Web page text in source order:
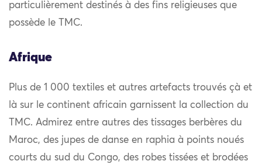
particulièrement destinés à des fins religieuses que
possède le TMC.
Afrique
Plus de 1 000 textiles et autres artefacts trouvés çà et
là sur le continent africain garnissent la collection du
TMC. Admirez entre autres des tissages berbères du
Maroc, des jupes de danse en raphia à points noués
courts du sud du Congo, des robes tissées et brodées